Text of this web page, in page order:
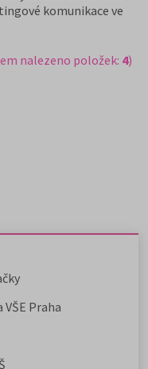
komunikace ve
nalezeno položek: 4)
Praha